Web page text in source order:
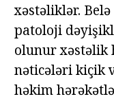
xəstəliklər.
patoloji
olunur xəstəlik
nəticələri kiçik
həkim